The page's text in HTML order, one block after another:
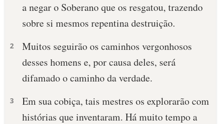
DEVOCIONAL DIÁRIO
ESTUDOS BÍBLICOS
TEMAS
a negar o Soberano que os resgatou, trazendo
sobre si mesmos repentina destruição.
2
Muitos seguirão os caminhos vergonhosos
desses homens e, por causa deles, será
difamado o caminho da verdade.
3
Em sua cobiça, tais mestres os explorarão com
histórias que inventaram. Há muito tempo a